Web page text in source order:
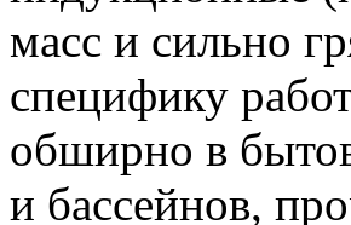
масс и сильно
специфику
обширно в
и бассейнов,